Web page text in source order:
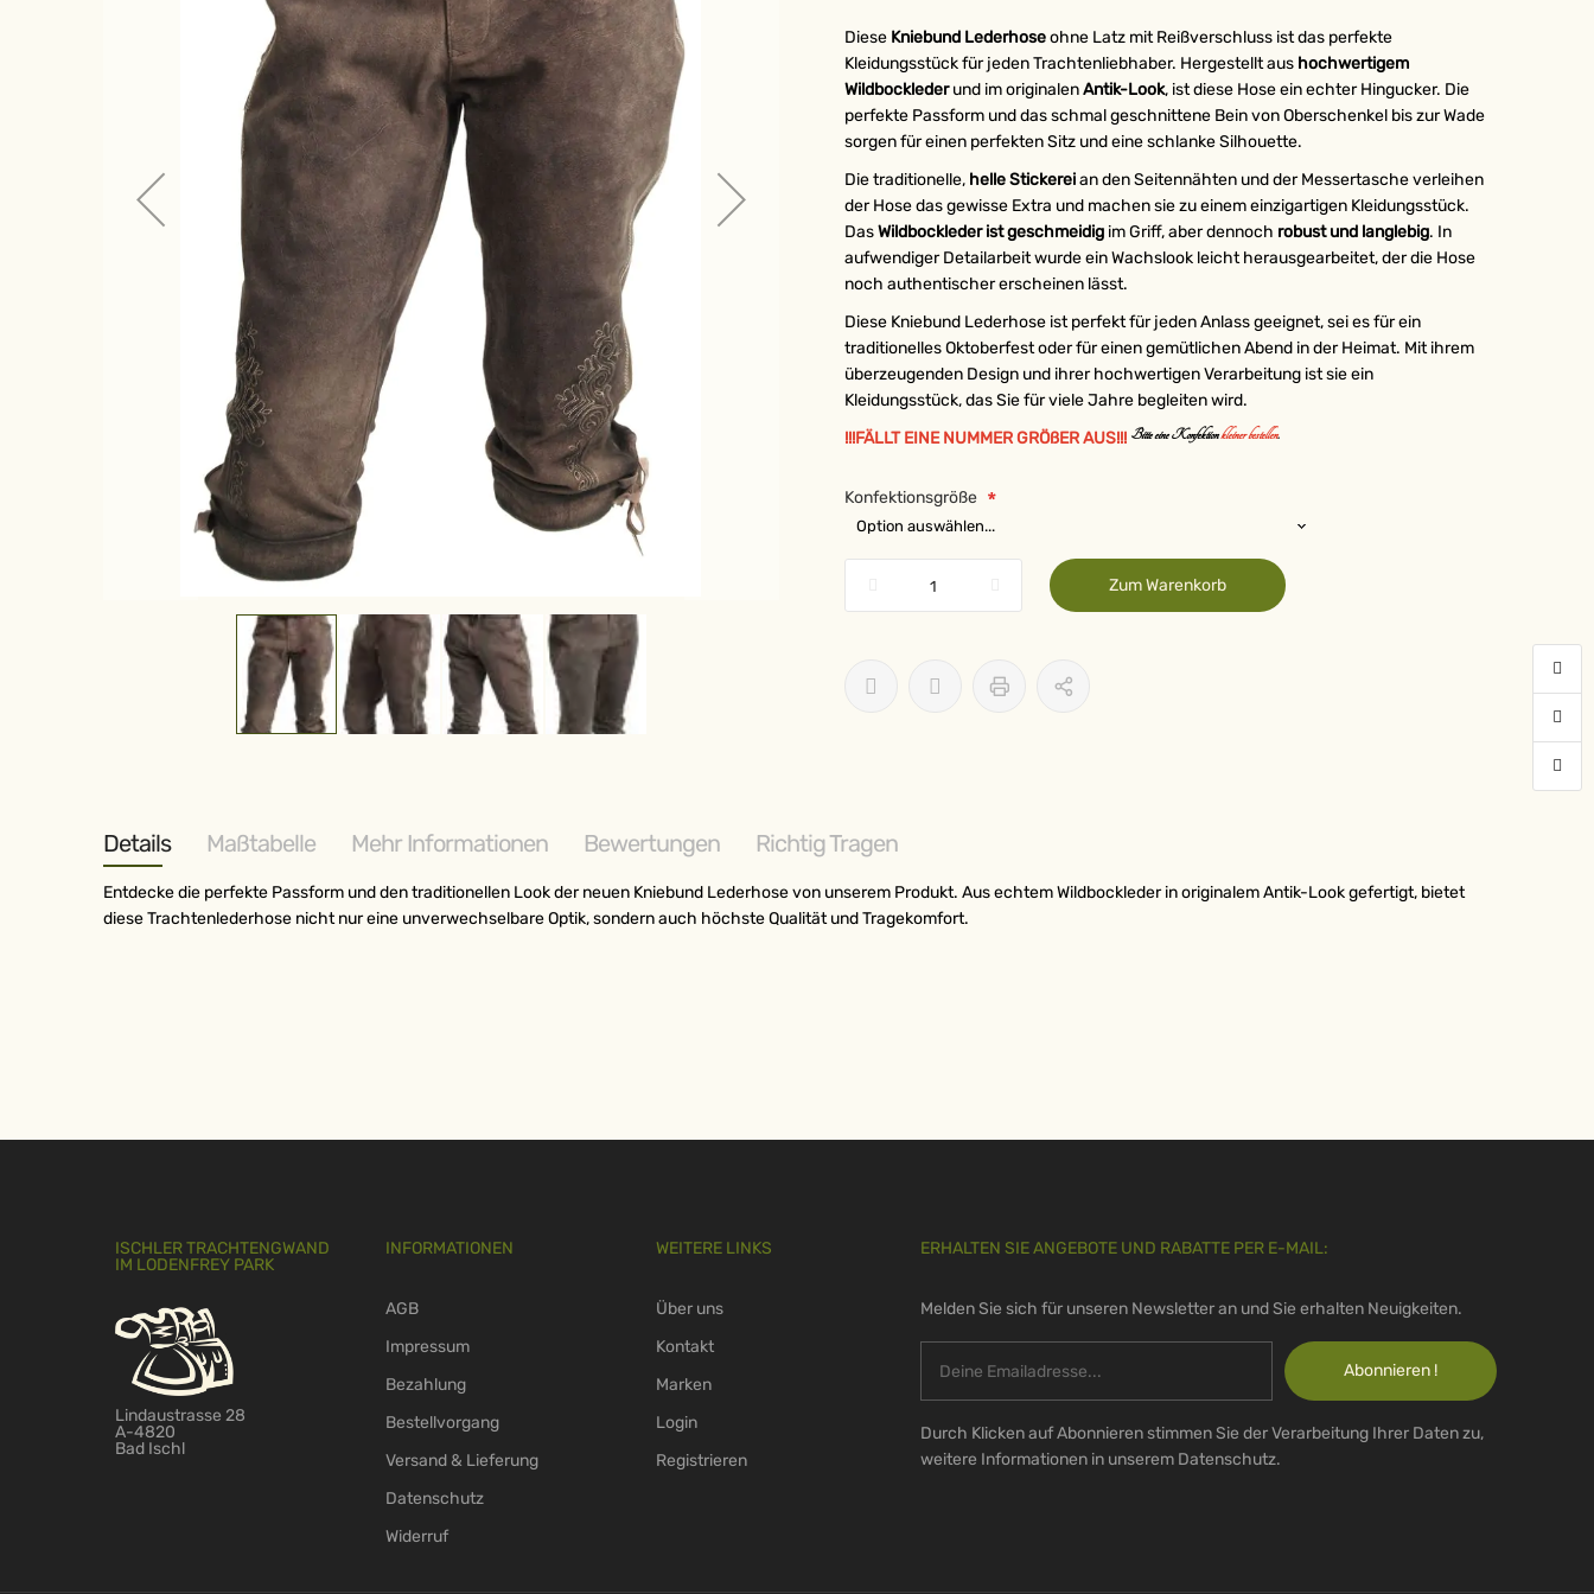
Diese Kniebund Lederhoseohne Latz mit Reißverschluss ist das perfekte
Kleidungsstück für jeden Trachtenliebhaber. Hergestellt aus hochwertigem
Wildbocklederund im originalenAntik-Look, ist diese Hose ein echter Hingucker. Die
perfekte Passform und das schmal geschnittene Bein von Oberschenkel bis zur Wade
sorgen für einen perfekten Sitz und eine schlanke Silhouette.
Die traditionelle, helle Stickereian den Seitennähten und der Messertasche verleihen
der Hose das gewisse Extra und machen sie zu einem einzigartigen Kleidungsstück.
DasWildbockleder ist geschmeidig im Griff, aber dennoch robust und langlebig. In
aufwendiger Detailarbeit wurde ein Wachslook leicht herausgearbeitet, der die Hose
noch authentischer erscheinen lässt.
Diese Kniebund Lederhose ist perfekt für jeden Anlass geeignet, sei es für ein
traditionelles Oktoberfest oder für einen gemütlichen Abend in der Heimat. Mit ihrem
überzeugenden Design und ihrer hochwertigen Verarbeitung ist sie ein
Kleidungsstück, das Sie für viele Jahre begleiten wird.
!!!FÄLLT EINE NUMMER GRÖßER AUS!!! Bitte eine Konfektionkleiner bestellen.
Konfektionsgröße
Zum Warenkorb
Details
Entdecke die perfekte Passform und den traditionellen Look der neuen Kniebund Lederhose von unserem Produkt. Aus echtem Wildbockleder in originalem Antik-Look gefertigt, bietet
diese Trachtenlederhose nicht nur eine unverwechselbare Optik, sondern auch höchste Qualität und Tragekomfort.
Maßtabelle Mehr Informationen Bewertungen Richtig Tragen
ISCHLER TRACHTENGWAND
IM LODENFREY PARK
Lindaustrasse 28
A-4820
Bad Ischl
INFORMATIONEN
AGB
Impressum
Bezahlung
Bestellvorgang
Versand & Lieferung
Datenschutz
Widerruf
WEITERE LINKS
Über uns
Kontakt
Marken
Login
Registrieren
ERHALTEN SIE ANGEBOTE UND RABATTE PER E-MAIL:
Melden Sie sich für unseren Newsletter an und Sie erhalten Neuigkeiten.
Abonnieren !
Durch Klicken auf Abonnieren stimmen Sie der Verarbeitung Ihrer Daten zu,
weitere Informationen in unserem Datenschutz.